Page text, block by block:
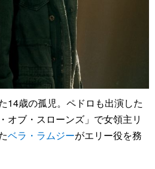
14歳の孤児。ペドロも出演した
オブ・スローンズ」で女領主リ
ベラ・ラムジーがエリー役を務